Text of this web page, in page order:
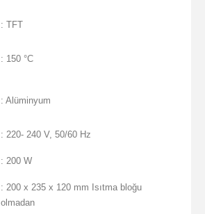
: TFT
: 150 °C
: Alüminyum
: 220- 240 V, 50/60 Hz
: 200 W
: 200 x 235 x 120 mm Isıtma bloğu
olmadan